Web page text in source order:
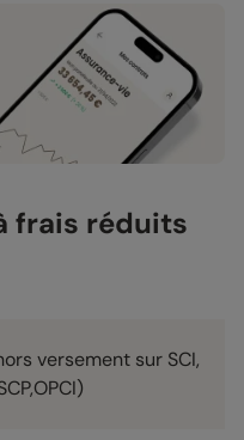
frais réduits
versement sur SCI,